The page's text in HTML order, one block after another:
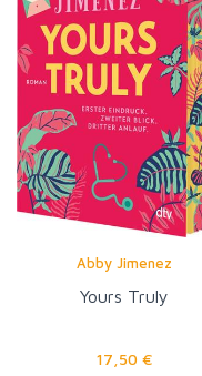
Abby Jimenez
Yours Truly
17,50 €